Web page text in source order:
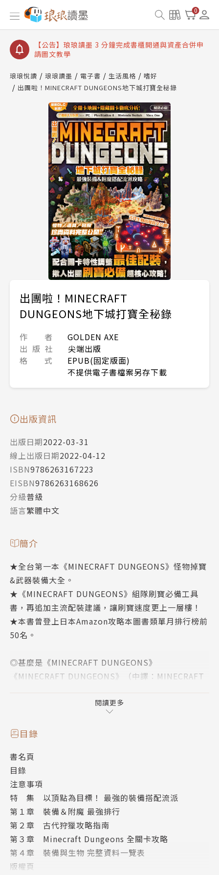
0
【公告】琅琅讀墨數位閱讀資產合併與書櫃開通申請
【公告】琅琅讀墨書櫃開通常見問題
【公告】琅琅讀墨 3 分鐘完成書櫃開通與資產合併申
請圖文教學
查詢
【公告】琅琅讀墨數位閱讀資產合併與書櫃開通申請
琅琅悅讀 琅琅讀墨 電子書 生活風格
嗜好
出團啦！MINECRAFT DUNGEONS地下城打寶全秘錄
出團啦！MINECRAFT
DUNGEONS地下城打寶全秘錄
作 者
GOLDEN AXE
出 版 社
尖端出版
格 式
EPUB(固定版面)
不提供電子書檔案另存下載
出版資訊
出版日期2022-03-31
線上出版日期2022-04-12
ISBN9786263167223
EISBN9786263168626
分級普級
語言繁體中文
簡介
★全台第一本《MINECRAFT DUNGEONS》怪物掉寶
&武器裝備大全。
★《MINECRAFT DUNGEONS》組隊刷寶必備工具
書，再追加主流配裝建議，讓刷寶速度更上一層樓！
★本書曾登上日本Amazon攻略本圖書類單月排行榜前
50名。
◎甚麼是《MINECRAFT DUNGEONS》
《MINECRAFT DUNGEONS》（中譯：MINECRAFT
破壞神II》，玩家角色將以第三人稱在各種隨機生成的
地圖上冒險，可以選擇單人打寶，也可以到線上找其他
玩家一起攻略地圖，主要的樂趣就是打神裝，培養自己
◎本書特色：
1.介紹各主流武器防具與神器的搭配法。九大流派樣樣
精湛，每種成形後就讓你好像換一個新遊戲體驗一樣。
2.統計近戰、遠程、護甲、神器與附魔玩家使用率排
名，並分析其中原因，讓你憑藉思考，組出適合自己的
最強流派！
3.強力鍍金裝來源古代狩獵的關鍵攻略。
4.全關卡地圖掉寶、寶箱位置、過關技巧等全面攻略。
閱讀更多
目錄
書名頁
目錄
注意事項
特 集 以頂點為目標！ 最強的裝備搭配流派
第１章 裝備＆附魔 最強排行
第２章 古代狩獵攻略指南
第３章 Minecraft Dungeons 全關卡攻略
第４章 裝備與生物 完整資料一覽表
版權頁